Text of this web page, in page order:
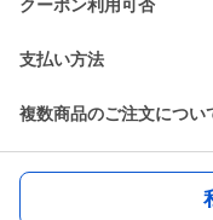
クーポン利用可否
支払い方法
複数商品のご注文につい